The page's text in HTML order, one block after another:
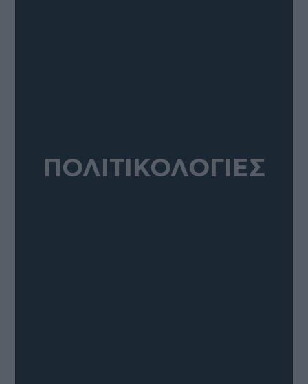
ΠΟΛΙΤΙΚΟΛΟΓΙΕΣ